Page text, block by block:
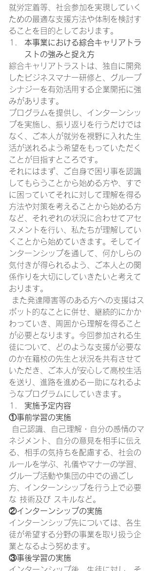
就労定着等、社会参加を実現していく
ための最適な支援方法や体制を検討す
ることを目的としております。
本事業における綜合キャリアトラ
ストの強みと捉え方
綜合キャリアトラストは、独自に開発
したビジネスマナー研修と、グループ
シナジーを有効活用する企業開拓に強
みがあります。
プログラムを提供し、インターンシッ
プを実施し、振り返りを行うだけでは
なく、ご本人が就労を視野に入れた生
活が送れるよう希望をもっていただく
ことが目指すところです。
それにはまず、ご自身で困り事を認識
してもらうことから始める方や、すで
に困っていてそれに対して理解を得る
方法や対策を考えることから始める方
など、それぞれの状況に合わせてアセ
スメントを行い、私たちが理解してい
くことから始めていきます。そしてイ
ンターンシップを通して、何かしらの
気付きが得られるよう、ご本人との関
係作りを大切にしていきたいと考えて
おります。
ポット的なことに併せ、継続的にかか
わっていき、周囲から理解を得ること
が必要となります。今回参加される生
徒について、どのような支援が必要な
のか在籍校の先生と状況を共有させて
いただき、ご本人が安心して高校生活
を送り、進路を進める一助になれるよ
うなプログラムにしていきます。
実施予定内容
①事前学習の実施
ネジメント、自分の意見を相手に伝え
る、相手の気持ちを配慮する、社会の
ルールを学ぶ、礼儀やマナーの学習、
グループ活動や集団の中での過ごし
方、インターンシップを行う上で必要
な 技術及び スキルなど。
②インターンシップの実施
インターンシップ先については、各生
徒が希望する分野の事業を取り扱う企
業となるよう努めます。
③事後学習の実施